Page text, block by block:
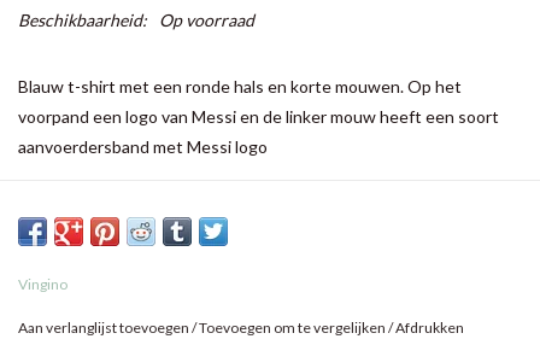
Beschikbaarheid: Op voorraad
Blauw t-shirt met een ronde hals en korte mouwen. Op het
voorpand een logo van Messi en de linker mouw heeft een soort
aanvoerdersband met Messi logo
Vingino
Aan verlanglijst toevoegen /Toevoegen om te vergelijken /Afdrukken